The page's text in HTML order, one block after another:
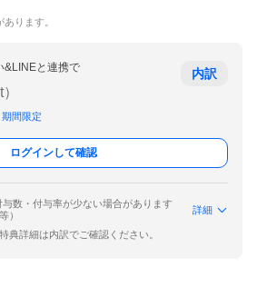
ります。
&LINEと連携で
間限定
内訳
ログインして確認
数・付与率が少ない場合があります
）
詳細
典詳細は内訳でご確認ください。